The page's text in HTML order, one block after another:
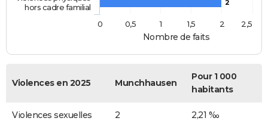
Nombre de faits
2
hors cadre familial
0
0,5 1 1,5 2 2,5
Violences en 2025 Munchhausen
Pour 1 000
habitants
Violences sexuelles 2 2,21 ‰